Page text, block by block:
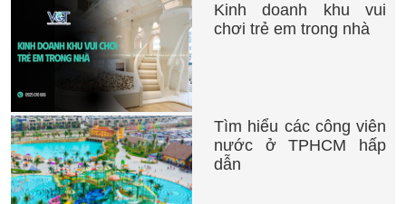
Kinh doanh khu vui
chơi trẻ em trong nhà
Tìm hiểu các công viên
nước ở TPHCM hấp
dẫn